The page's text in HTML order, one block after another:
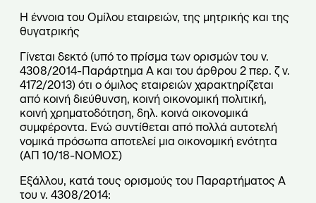
Η έννοια του Ομίλου εταιρειών, της μητρικής και της
θυγατρικής
Γίνεται δεκτό (υπό το πρίσμα των ορισμών του ν.
4308/2014-Παράρτημα Α και του άρθρου 2 περ. ζ ν.
4172/2013) ότι ο όμιλος εταιρειών χαρακτηρίζεται
από κοινή διεύθυνση, κοινή οικονομική πολιτική,
κοινή χρηματοδότηση, δηλ. κοινά οικονομικά
συμφέροντα. Ενώ συντίθεται από πολλά αυτοτελή
νομικά πρόσωπα αποτελεί μια οικονομική ενότητα
(ΑΠ 10/18-ΝΟΜΟΣ)
Εξάλλου, κατά τους ορισμούς του Παραρτήματος Α
του ν. 4308/2014: